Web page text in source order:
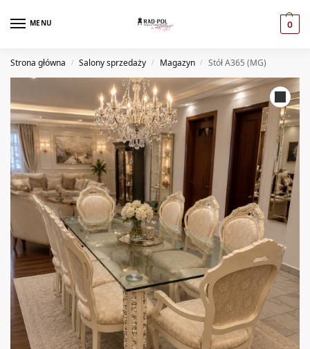
MENU 0
Strona główna / Salony sprzedaży / Magazyn / Stół A365 (MG)